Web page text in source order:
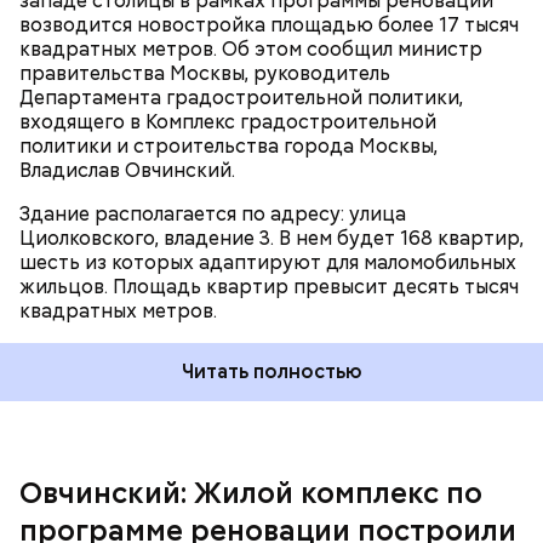
возводится новостройка площадью более 17 тысяч
квадратных метров. Об этом сообщил министр
правительства Москвы, руководитель
Департамента градостроительной политики,
входящего в Комплекс градостроительной
политики и строительства города Москвы,
Владислав Овчинский.
Здание располагается по адресу: улица
Циолковского, владение 3. В нем будет 168 квартир,
шесть из которых адаптируют для маломобильных
жильцов. Площадь квартир превысит десять тысяч
квадратных метров.
магазины, аптеки, сквер с новогодней елью и парк
возле канала имени Москвы. Сейчас на объекте
ведется устройство шпунтового ограждения
котлована, — приводит слова Овчинского пресс-
служба Департамента градостроительной
политики города Москвы.
Читать полностью
Овчинский: Жилой комплекс по
программе реновации построили
На первых этажах расположены помещения под
инфраструктуру и просторные светлые подъезды
со сквозными входными группами. Украшает их
витражное остекление, благодаря которому днем
вестибюли наполняются естественным светом. В